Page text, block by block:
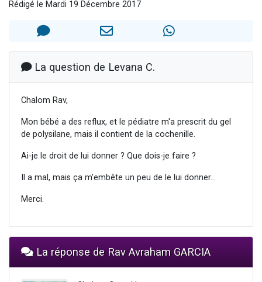
12 nouvelles musiques dans Torah-Box Music
2 personnes viennent de nous rejoindre sur WhatsApp
Rédigé le Mardi 19 Décembre 2017
La question de Levana C.
Chalom Rav,
Mon bébé a des reflux, et le pédiatre m'a prescrit du gel
de polysilane, mais il contient de la cochenille.
Ai-je le droit de lui donner ? Que dois-je faire ?
Il a mal, mais ça m'embête un peu de le lui donner...
Merci.
La réponse de Rav Avraham GARCIA